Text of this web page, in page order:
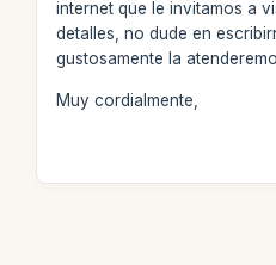
internet que le invitamos a
detalles, no dude en
gustosamente la
Muy cordialmente,